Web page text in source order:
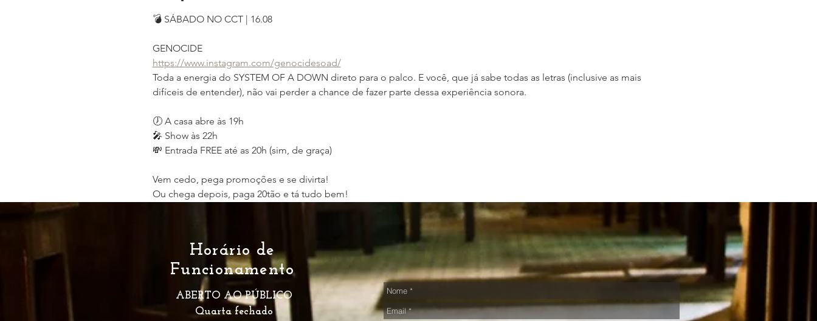
💣 SÁBADO NO CCT | 16.08
GENOCIDE
https://www.instagram.com/genocidesoad/
Toda a energia do SYSTEM OF A DOWN direto para o palco. E você, que já sabe todas as letras (inclusive as mais
difíceis de entender), não vai perder a chance de fazer parte dessa experiência sonora.
🕖 A casa abre às 19h
🎤 Show às 22h
💸 Entrada FREE até as 20h (sim, de graça)
Vem cedo, pega promoções e se divirta!
Ou chega depois, paga 20tão e tá tudo bem!
Horário de
Funcionamento
ABERTO AO PÚBLICO
Quarta fechado